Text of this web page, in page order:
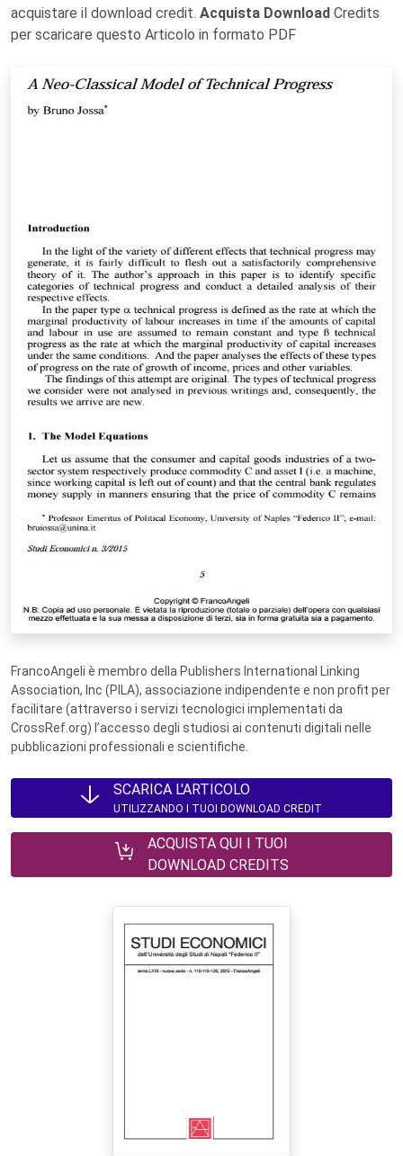
acquistare il download credit. Acquista Download Credits
per scaricare questo Articolo in formato PDF
FrancoAngeli è membro della Publishers International Linking
Association, Inc (PILA), associazione indipendente e non profit per
facilitare (attraverso i servizi tecnologici implementati da
CrossRef.org) l’accesso degli studiosi ai contenuti digitali nelle
pubblicazioni professionali e scientifiche.
SCARICA L'ARTICOLO
UTILIZZANDO I TUOI DOWNLOAD CREDIT
ACQUISTA QUI I TUOI
DOWNLOAD CREDITS